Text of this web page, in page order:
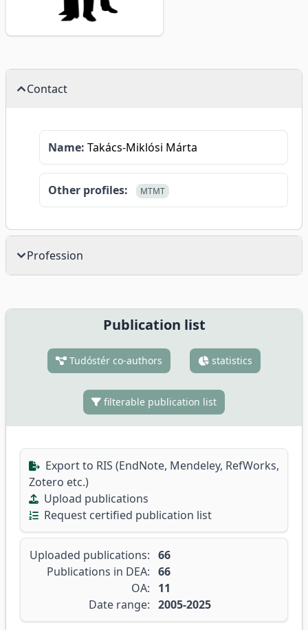
Contact
Name: Takács-Miklósi Márta
Other profiles: MTMT
Profession
Publication list
Tudóstér co-authors statistics
filterable publication list
Export to RIS (EndNote, Mendeley, RefWorks,
Zotero etc.)
Upload publications
Request certified publication list
Uploaded publications: 66
Publications in DEA: 66
OA:
11
Date range: 2005-2025